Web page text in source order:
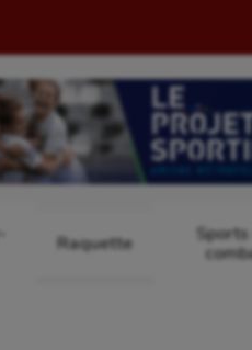
Raquette